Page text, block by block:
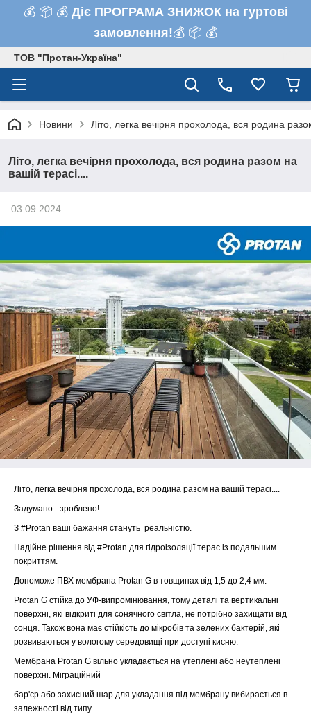
💰 📦 💰 Діє ПРОГРАМА ЗНИЖОК на гуртові
замовлення!💰 📦 💰
ТОВ "Протан-Україна"
Новини Літо, легка вечірня прохолода, вся родина
Літо, легка вечірня прохолода, вся родина разом на
вашій терасі....
03.09.2024
Літо, легка вечірня прохолода, вся родина разом на вашій терасі....
Задумано - зроблено!
З #Protan ваші бажання стануть реальністю.
Надійне рішення від #Protan для гідроізоляції терас із подальшим
покриттям.
Допоможе ПВХ мембрана Protan G в товщинах від 1,5 до 2,4 мм.
Protan G стійка до УФ-випромінювання, тому деталі та вертикальні
поверхні, які відкриті для сонячного світла, не потрібно захищати від
сонця. Також вона має стійкість до мікробів та зелених бактерій, які
розвиваються у вологому середовищі при доступі кисню.
Мембрана Protan G вільно укладається на утеплені або неутеплені
поверхні. Міграційний
бар'єр або захисний шар для укладання під мембрану вибирається в
залежності від типу